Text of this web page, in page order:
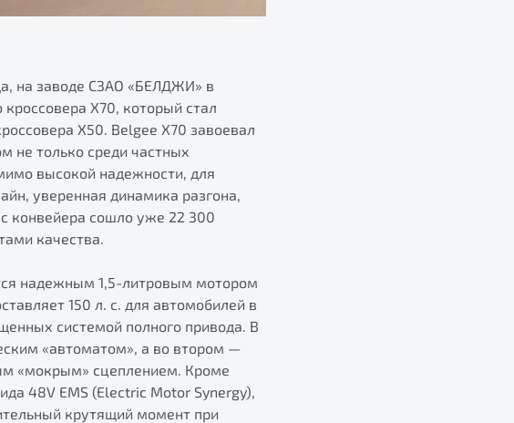
на заводе СЗАО «БЕЛДЖИ» в
Х70, который стал
X50. Belgee X70 завоевал
не только среди частных
высокой надежности, для
уверенная динамика разгона,
конвейера сошло уже 22 300
качества.
надежным 1,5-литровым мотором
150 л. с. для автомобилей в
системой полного привода. В
«автоматом», а во втором —
«мокрым» сцеплением. Кроме
48V EMS (Electric Motor Synergy),
крутящий момент при